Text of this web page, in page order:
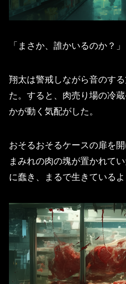
「まさか、誰かいるのか？」
翔太は警戒しながら音のす
た。すると、肉売り場の冷
かが動く気配がした。
おそるおそるケースの扉を
まみれの肉の塊が置かれて
に蠢き、まるで生きているよ